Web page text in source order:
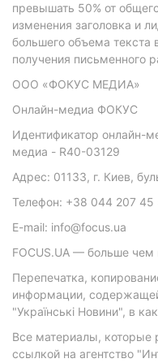
превышать 50% от
изменения заголовка и
большего объема текста
получения письменного
ООО «ФОКУС МЕДИА»
Онлайн-медиа ФОКУС
Идентификатор онлайн-
медиа - R40-03129
Адрес: 01133, г. Киев,
Телефон: +38 044 207 45
E-mail: info@focus.ua
FOCUS.UA — больше чем
Перепечатка,
информации,
"Українські Новини", в
Все материалы, которые
ссылкой на агентство